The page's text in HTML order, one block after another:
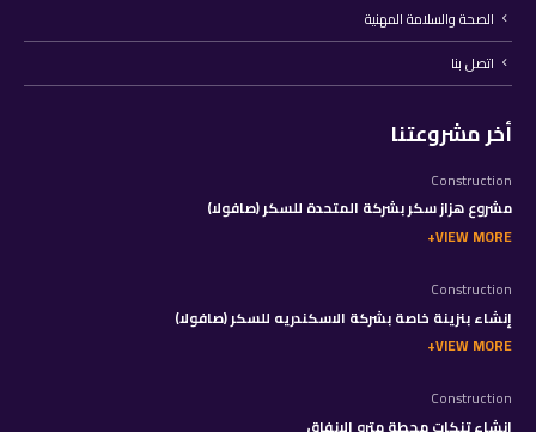
الصحة والسلامة المهنية
اتصل بنا
أخر مشروعتنا
Construction
مشروع هزاز سكر بشركة المتحدة للسكر (صافولا)
VIEW MORE
Construction
إنشاء بنزينة خاصة بشركة الاسكندريه للسكر (صافولا)
VIEW MORE
Construction